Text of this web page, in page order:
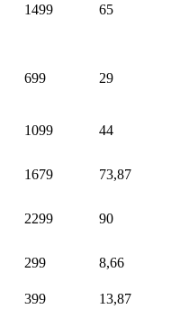
1499 65
699 29
1099 44
1679
73,87
2299 90
299
8,66
399 13,87